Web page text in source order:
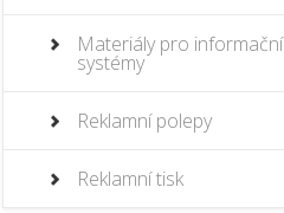
Materiály pro informační
systémy
Reklamní polepy
Reklamní tisk